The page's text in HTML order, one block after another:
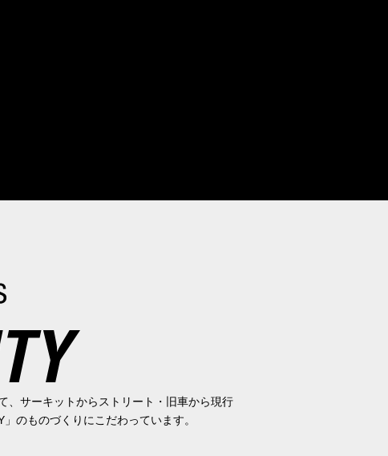
サーキットからストリート・旧車から現行
のものづくりにこだわっています。